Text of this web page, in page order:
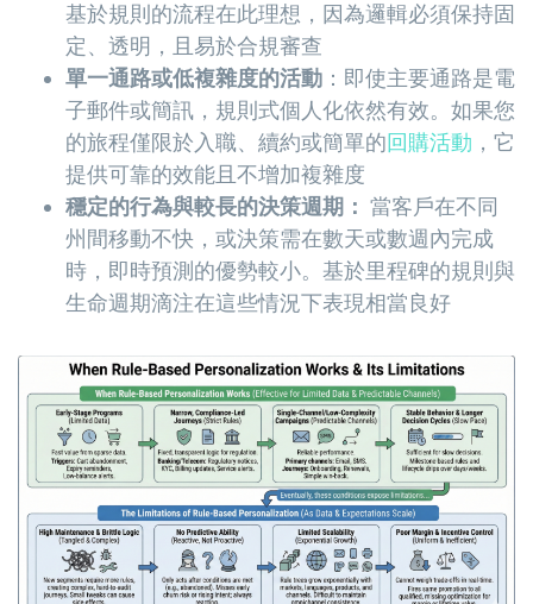
基於規則的流程在此理想，因為邏輯必須保持固
定、透明，且易於合規審查
單一通路或低複雜度的活動 ：即使主要通路是電
子郵件或簡訊，規則式個人化依然有效。如果您
的旅程僅限於入職、續約或簡單的回購活動 ，它
提供可靠的效能且不增加複雜度
穩定的行為與較長的決策週期： 當客戶在不同
州間移動不快，或決策需在數天或數週內完成
時，即時預測的優勢較小。基於里程碑的規則與
生命週期滴注在這些情況下表現相當良好